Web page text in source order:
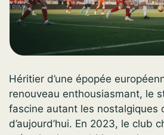
Héritier d’une épopée
renouveau enthousiasmant, le
fascine autant les nostalgiques
d’aujourd’hui. En 2023, le club